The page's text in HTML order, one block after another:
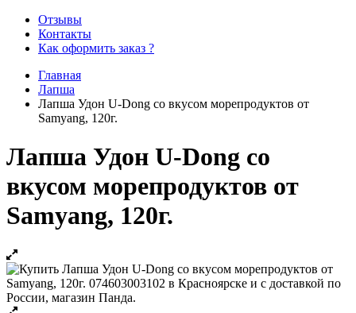
Отзывы
Контакты
Как оформить заказ ?
Главная
Лапша
Лапша Удон U-Dong со вкусом морепродуктов от
Samyang, 120г.
Лапша Удон U-Dong со
вкусом морепродуктов от
Samyang, 120г.